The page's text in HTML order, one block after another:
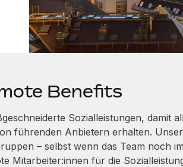
Benefits
Sozialleistungen, damit
führenden Anbietern erhalten.
– selbst wenn das Team noch
Mitarbeiter:innen für die